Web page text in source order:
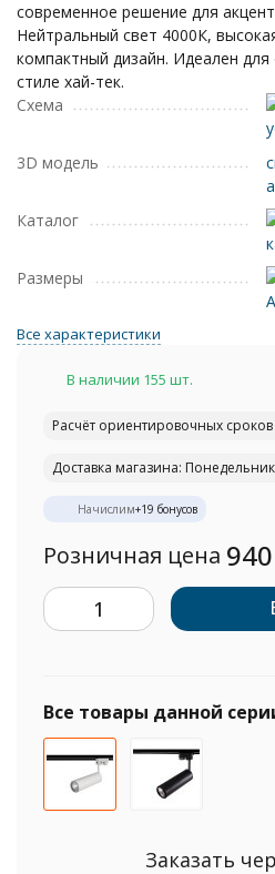
современное решение для
Нейтральный свет 4000К,
компактный дизайн. Идеален
стиле хай-тек.
Схема
3D модель
Каталог
Размеры
Все характеристики
В наличии 155 шт.
Расчёт ориентировочных сроков
Доставка магазина: Понедельник
Начислим+19 бонусов
Розничная цена 940
Все товары данной
Заказать